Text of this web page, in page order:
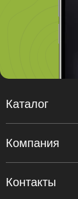
Контакты
Каталог
Компания